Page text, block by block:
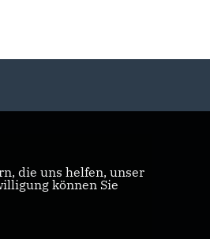
die uns helfen, unser
können Sie